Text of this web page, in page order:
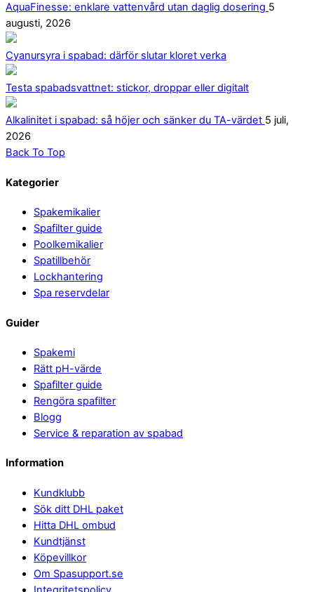
AquaFinesse: enklare vattenvård utan daglig dosering 5
augusti, 2026
Cyanursyra i spabad: därför slutar kloret verka
Testa spabadsvattnet: stickor, droppar eller digitalt
Alkalinitet i spabad: så höjer och sänker du TA-värdet 5 juli,
2026
Back To Top
Kategorier
Spakemikalier
Spafilter guide
Poolkemikalier
Spatillbehör
Lockhantering
Spa reservdelar
Guider
Spakemi
Rätt pH-värde
Spafilter guide
Rengöra spafilter
Blogg
Service & reparation av spabad
Information
Kundklubb
Sök ditt DHL paket
Hitta DHL ombud
Kundtjänst
Köpevillkor
Om Spasupport.se